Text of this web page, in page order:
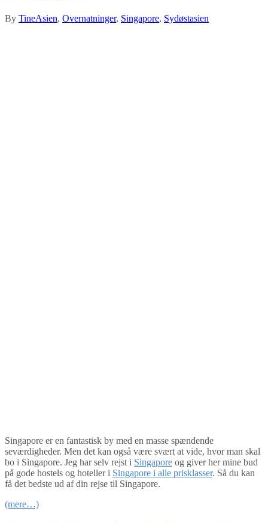
By TineAsien, Overnatninger, Singapore, Sydøstasien
Singapore er en fantastisk by med en masse spændende
seværdigheder. Men det kan også være svært at vide, hvor man skal
bo i Singapore. Jeg har selv rejst i Singapore og giver her mine bud
på gode hostels og hoteller i Singapore i alle prisklasser. Så du kan
få det bedste ud af din rejse til Singapore.
(mere…)